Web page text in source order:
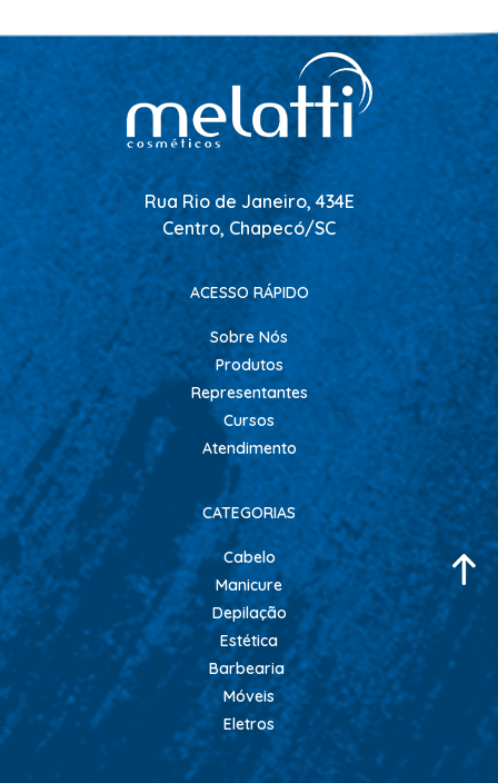
CINCO
COLORAMA
DAILUS
HITS
IMPALA
REPOS
RISQUE
STUDIO
ESTETICA
ACESSORIOS
ACESSÓRIOS DE MAQUIAGEM
ACESSÓRIOS PARA HENNA
APARADOR DE PELOS
ARGILA
CILIOS
CREMES DE MASSAGEM
FACIAL
FIXADOR DE MAQUIAGEM
FORTE BELLA
Rua Rio de Janeiro, 434E
Centro, Chapecó/SC
ACESSO RÁPIDO
Sobre Nós
Produtos
Representantes
Cursos
Atendimento
CATEGORIAS
Cabelo
Manicure
Depilação
Estética
Barbearia
Móveis
Eletros